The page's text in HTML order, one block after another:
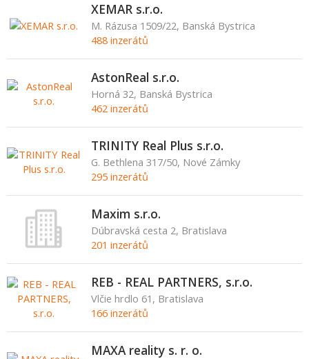
XEMAR s.r.o.
M. Rázusa 1509/22, Banská Bystrica
488 inzerátů
AstonReal s.r.o.
Horná 32, Banská Bystrica
462 inzerátů
TRINITY Real Plus s.r.o.
G. Bethlena 317/50, Nové Zámky
295 inzerátů
Maxim s.r.o.
Dúbravská cesta 2, Bratislava
201 inzerátů
REB - REAL PARTNERS, s.r.o.
Vlčie hrdlo 61, Bratislava
166 inzerátů
MAXA reality s. r. o.